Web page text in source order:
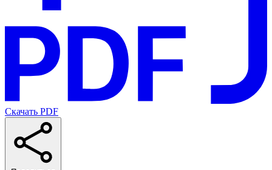
Скачать PDF